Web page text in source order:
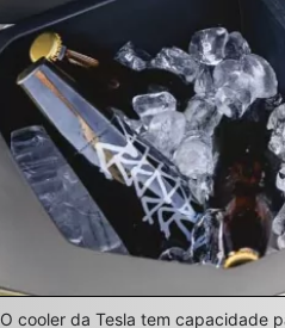
O cooler da Tesla tem capacidade